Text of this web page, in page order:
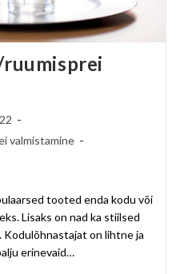
valmistamine
tooted enda kodu või
Lisaks on nad ka stiilsed
on lihtne ja
erinevaid…